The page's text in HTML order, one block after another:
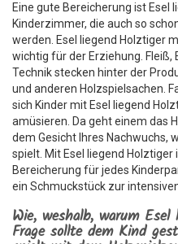
Eine gute Bereicherung ist Esel
Kinderzimmer, die auch so
werden. Esel liegend Holztiger
wichtig für der Erziehung.
Technik stecken hinter der
und anderen Holzspielsachen.
sich Kinder mit Esel liegend
amüsieren. Da geht einem das
dem Gesicht Ihres Nachwuchs,
spielt. Mit Esel liegend Holztiger
Bereicherung für jedes
ein Schmuckstück zur
Wie, weshalb, warum
Frage sollte dem Kind